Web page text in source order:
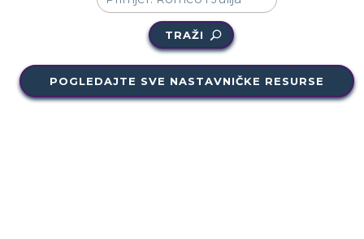
TRAŽI
POGLEDAJTE SVE NASTAVNIČKE RESURSE